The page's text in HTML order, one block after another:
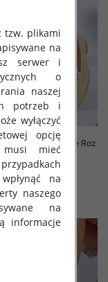
Espadryle damskie Roz
36-41 / 12 par
36.00 zł
szczegóły
tzw. plikami
na
serwer i
o
naszej
potrzeb i
wyłączyć
opcję
musi mieć
na
naszego
na
informacje